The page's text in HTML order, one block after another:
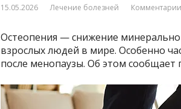
15.05.2026 Лечение болезней
Остеопения — снижение
взрослых людей в мире. Особенно
после менопаузы. Об этом сообщает